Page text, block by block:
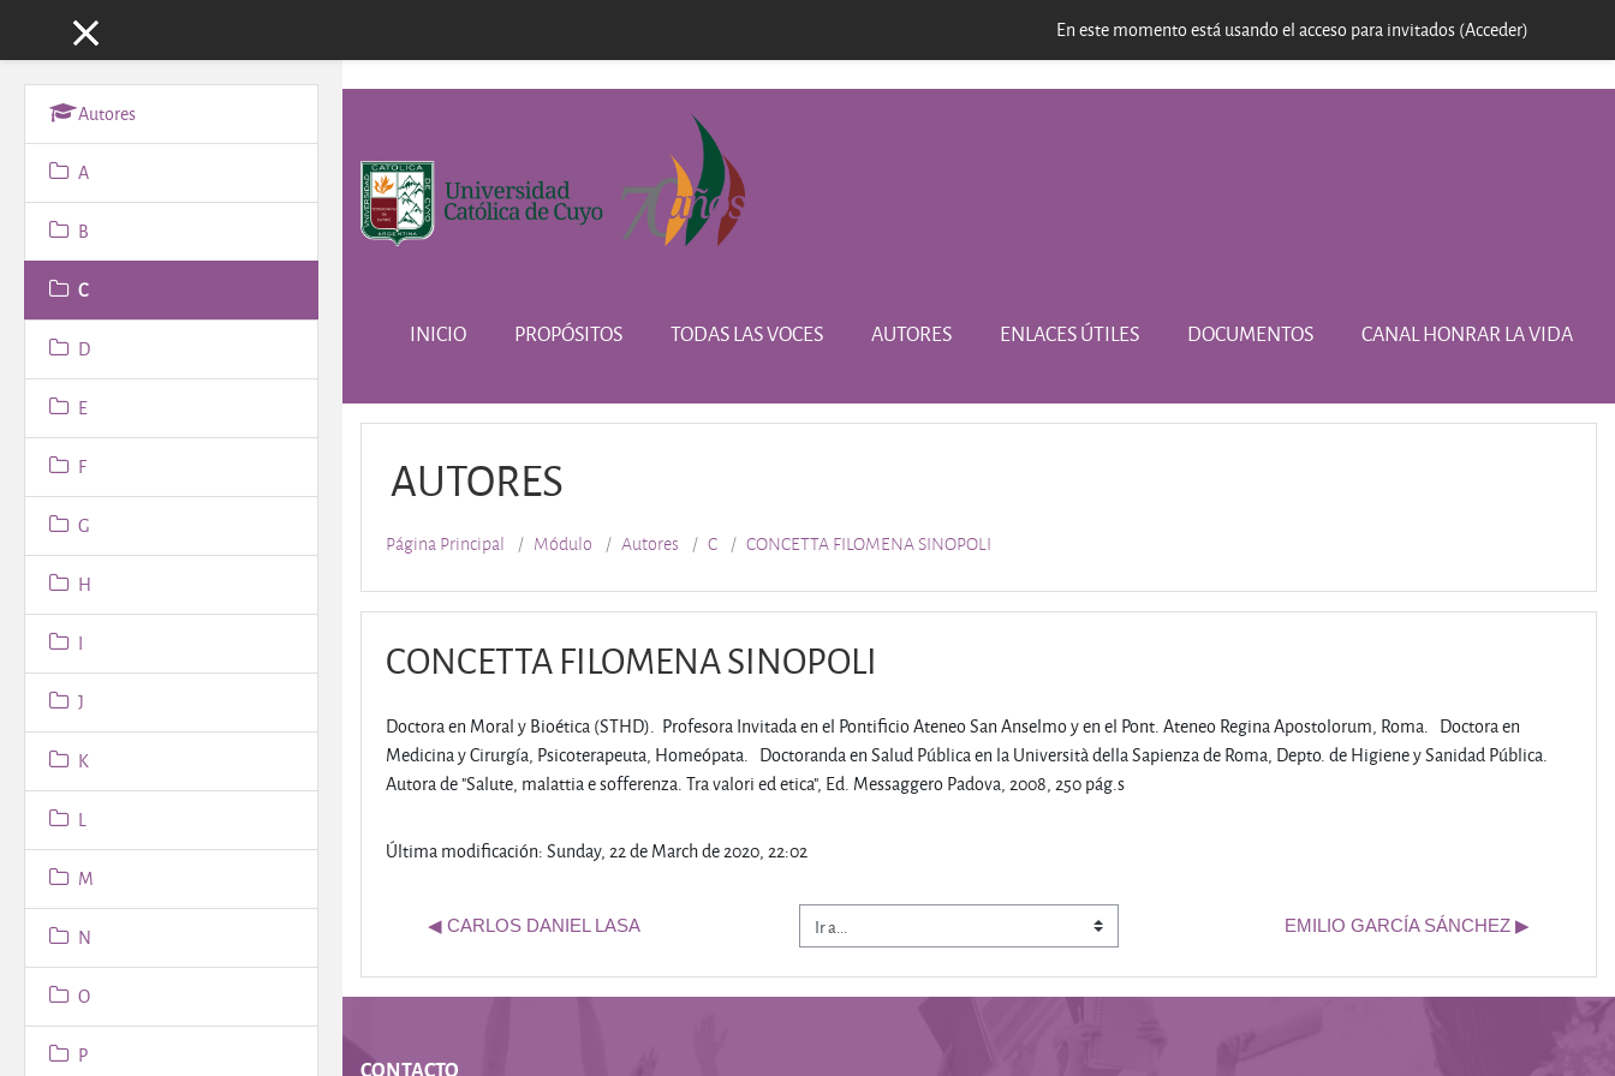
Panel lateral En este momento está usando el acceso para invitados (Acceder)
INICIO PROPÓSITOS TODAS LAS VOCES AUTORES ENLACES ÚTILES DOCUMENTOS CANAL HONRAR LA VIDA
AUTORES
Página Principal Módulo Autores C CONCETTA FILOMENA SINOPOLI
CONCETTA FILOMENA SINOPOLI
Doctora en Moral y Bioética (STHD). Profesora Invitada en el Pontificio Ateneo San Anselmo y en el Pont. Ateneo Regina Apostolorum, Roma. Doctora en
Medicina y Cirurgía, Psicoterapeuta, Homeópata. Doctoranda en Salud Pública en la Università della Sapienza de Roma, Depto. de Higiene y Sanidad Pública.
Autora de "Salute, malattia e sofferenza. Tra valori ed etica", Ed. Messaggero Padova, 2008, 250 pág.s
Última modificación: Sunday, 22 de March de 2020, 22:02
◀︎ CARLOS DANIEL LASA Ir a... EMILIO GARCÍA SÁNCHEZ ▶︎
Autores
A
B
C
D
E
F
G
H
I
J
K
L
M
N
O
P CONTACTO